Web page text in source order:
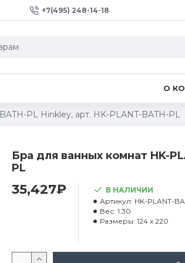
+7(495) 248-14-18
О
PL Hinkley, арт. HK-PLANT-BATH-PL
Бра для ванных комнат HK-
PL
35,427₽
В НАЛИЧИИ
Артикул: HK-PLANT-
Вес: 1.30
Размеры: 124 x 220